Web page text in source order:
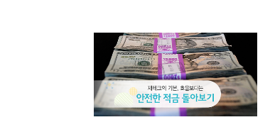
때 그 사람들」, 「그때 그 시절」
1982.09.14 런던사무소 개설 1982년
9월 14일 우리나라 은행으로서는 10
번째로 중소기업(현 IBK기업은행)이
런던사무소를 개설하면서 런던 금융시
장에 진출했습니다. 이는 중소기업 전